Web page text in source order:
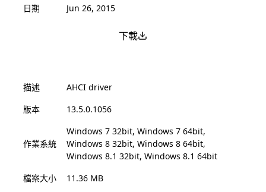
日期
Jun 26, 2015
下載
描述
AHCI driver
版本
13.5.0.1056
作業系統
Windows 7 32bit, Windows 7 64bit,
Windows 8 32bit, Windows 8 64bit,
Windows 8.1 32bit, Windows 8.1 64bit
檔案大小
11.36 MB